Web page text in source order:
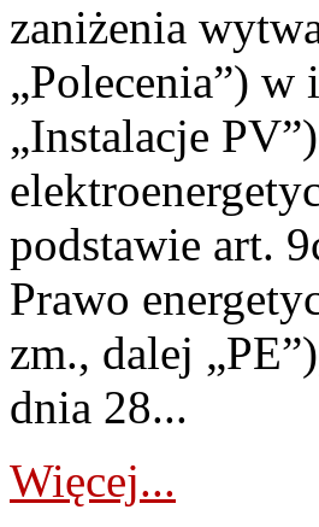
zaniżenia
„Polecenia”)
„Instalacje
podstawie art.
Prawo
zm., dalej
dnia 28...
Więcej...